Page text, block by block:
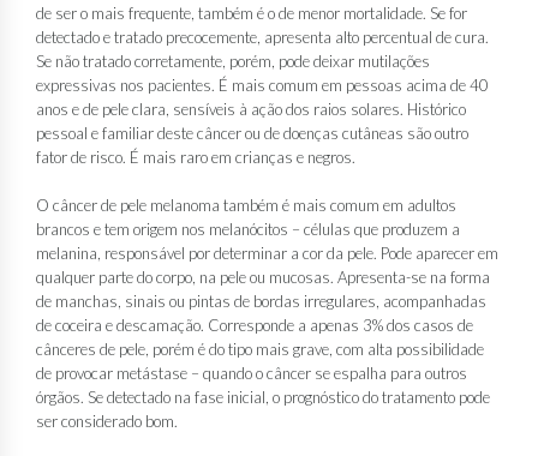
de ser o mais frequente, também é o de menor mortalidade. Se for
detectado e tratado precocemente, apresenta alto percentual de cura.
Se não tratado corretamente, porém, pode deixar mutilações
expressivas nos pacientes. É mais comum em pessoas acima de 40
anos e de pele clara, sensíveis à ação dos raios solares. Histórico
pessoal e familiar deste câncer ou de doenças cutâneas são outro
fator de risco. É mais raro em crianças e negros.
O câncer de pele melanoma também é mais comum em adultos
brancos e tem origem nos melanócitos – células que produzem a
melanina, responsável por determinar a cor da pele. Pode aparecer em
qualquer parte do corpo, na pele ou mucosas. Apresenta-se na forma
de manchas, sinais ou pintas de bordas irregulares, acompanhadas
de coceira e descamação. Corresponde a apenas 3% dos casos de
cânceres de pele, porém é do tipo mais grave, com alta possibilidade
de provocar metástase – quando o câncer se espalha para outros
órgãos. Se detectado na fase inicial, o prognóstico do tratamento pode
ser considerado bom.